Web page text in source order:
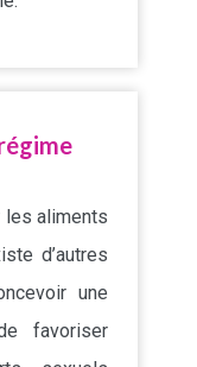
les aliments
d’autres
une
favoriser